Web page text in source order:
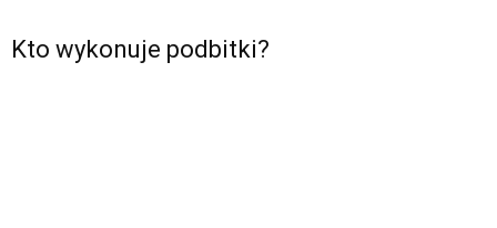
Kto wykonuje podbitki?